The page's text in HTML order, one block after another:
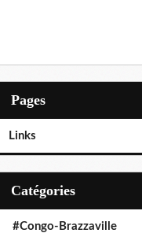
Pages
Links
Catégories
#Congo-Brazzaville